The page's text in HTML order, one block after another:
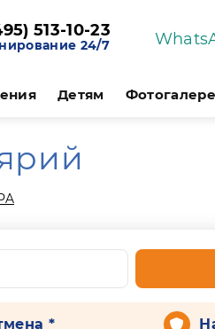
513-10-23
24/7
Детям
*